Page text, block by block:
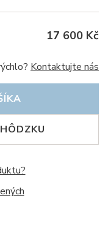
17 600 Kč
Kontaktujte nás